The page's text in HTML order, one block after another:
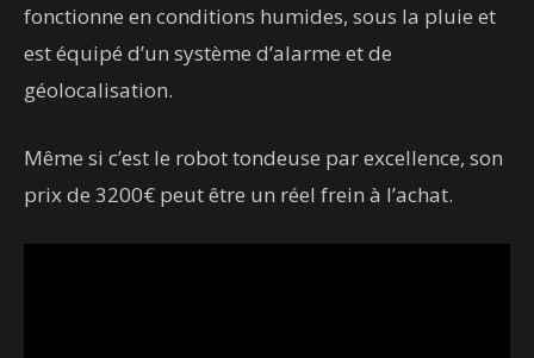
fonctionne en conditions humides, sous la pluie et
est équipé d’un système d’alarme et de
géolocalisation.
Même si c’est le robot tondeuse par excellence, son
prix de 3200€ peut être un réel frein à l’achat.